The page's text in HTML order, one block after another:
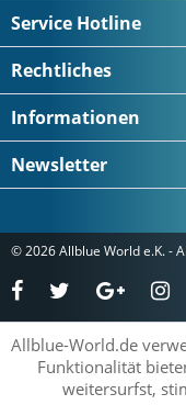
Service Hotline
Rechtliches
Informationen
Newsletter
© 2026 Allblue World e.K. -
Allblue-World.de
Funktionalität
weitersurfst,